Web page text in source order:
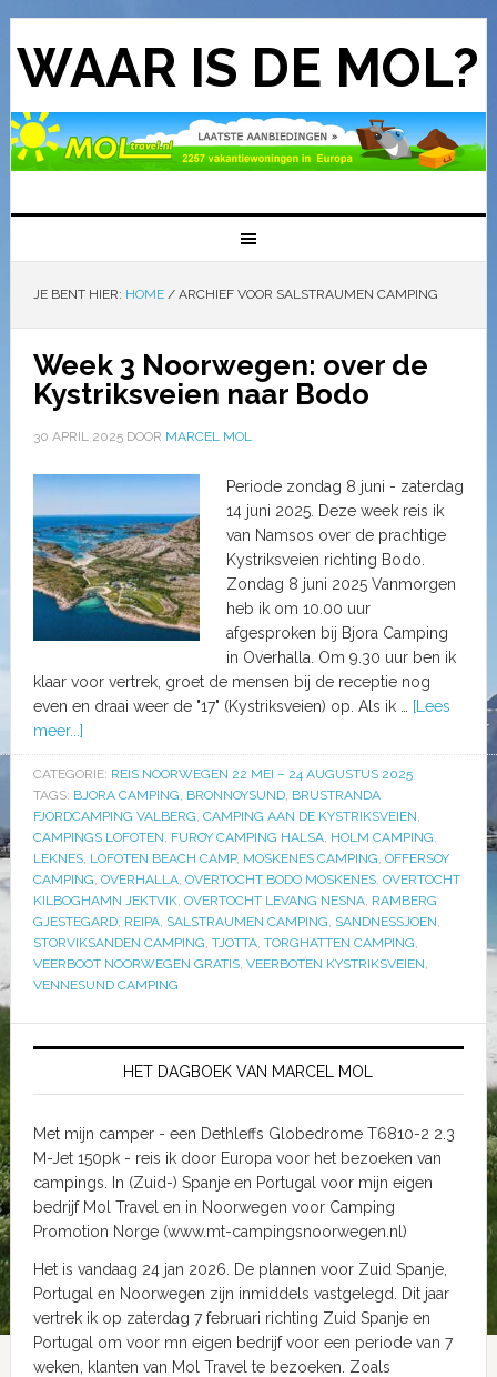
WAAR IS DE MOL?
JE BENT HIER: HOME /ARCHIEF VOOR SALSTRAUMEN CAMPING
Week 3 Noorwegen: over de
Kystriksveien naar Bodo
30 APRIL 2025DOOR MARCEL MOL
Periode zondag 8 juni - zaterdag
14 juni 2025. Deze week reis ik
van Namsos over de prachtige
Kystriksveien richting Bodo.
Zondag 8 juni 2025 Vanmorgen
heb ik om 10.00 uur
afgesproken bij Bjora Camping
in Overhalla. Om 9.30 uur ben ik
klaar voor vertrek, groet de mensen bij de receptie nog
even en draai weer de "17" (Kystriksveien) op. Als ik …
[Lees
meer...]
CATEGORIE: REIS NOORWEGEN 22 MEI – 24 AUGUSTUS 2025
TAGS: BJORA CAMPING, BRONNOYSUND, BRUSTRANDA
FJORDCAMPING VALBERG, CAMPING AAN DE KYSTRIKSVEIEN,
CAMPINGS LOFOTEN, FUROY CAMPING HALSA, HOLM CAMPING,
LEKNES, LOFOTEN BEACH CAMP, MOSKENES CAMPING, OFFERSOY
CAMPING, OVERHALLA, OVERTOCHT BODO MOSKENES, OVERTOCHT
KILBOGHAMN JEKTVIK, OVERTOCHT LEVANG NESNA, RAMBERG
GJESTEGARD, REIPA, SALSTRAUMEN CAMPING, SANDNESSJOEN,
STORVIKSANDEN CAMPING, TJOTTA, TORGHATTEN CAMPING,
VEERBOOT NOORWEGEN GRATIS, VEERBOTEN KYSTRIKSVEIEN,
VENNESUND CAMPING
HET DAGBOEK VAN MARCEL MOL
Met mijn camper - een Dethleffs Globedrome T6810-2 2.3
M-Jet 150pk - reis ik door Europa voor het bezoeken van
campings. In (Zuid-) Spanje en Portugal voor mijn eigen
bedrijf Mol Travel en in Noorwegen voor Camping
Promotion Norge (www.mt-campingsnoorwegen.nl)
Het is vandaag 24 jan 2026. De plannen voor Zuid Spanje,
Portugal en Noorwegen zijn inmiddels vastgelegd. Dit jaar
vertrek ik op zaterdag 7 februari richting Zuid Spanje en
Portugal om voor mn eigen bedrijf voor een periode van 7
weken, klanten van Mol Travel te bezoeken. Zoals